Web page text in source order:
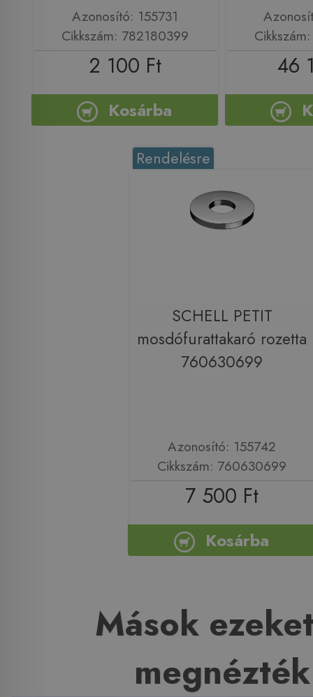
Azonosító: 155731
Cikkszám: 782180399
2 100 Ft
Kosárba
46
Rendelésre
SCHELL PETIT
mosdófurattakaró rozetta
760630699
Azonosító: 155742
Cikkszám: 760630699
7 500 Ft
Kosárba
Mások
megnézték